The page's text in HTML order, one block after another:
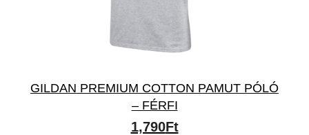
GILDAN PREMIUM COTTON PAMUT PÓLÓ
– FÉRFI
1,790Ft